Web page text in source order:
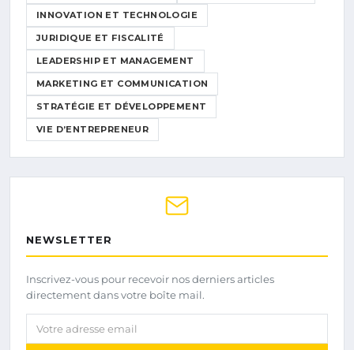
INNOVATION ET TECHNOLOGIE
JURIDIQUE ET FISCALITÉ
LEADERSHIP ET MANAGEMENT
MARKETING ET COMMUNICATION
STRATÉGIE ET DÉVELOPPEMENT
VIE D’ENTREPRENEUR
NEWSLETTER
Inscrivez-vous pour recevoir nos derniers articles
directement dans votre boîte mail.
Votre adresse email